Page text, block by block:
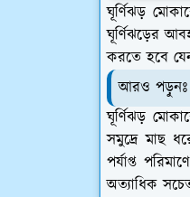
ঘূর্ণিঝড়
ঘূর্ণিঝড়ের
করতে হবে
আরও পড়ুনঃ
ঘূর্ণিঝড়
সমুদ্রে মাছ
পর্যাপ্ত
অত্যাধিক